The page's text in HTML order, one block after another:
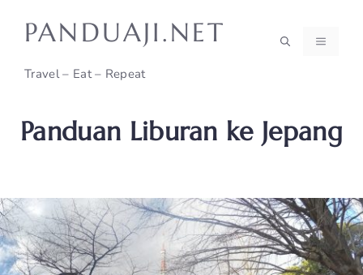
PANDUAJI.NET
Travel – Eat – Repeat
MENU
Panduan Liburan ke Jepang